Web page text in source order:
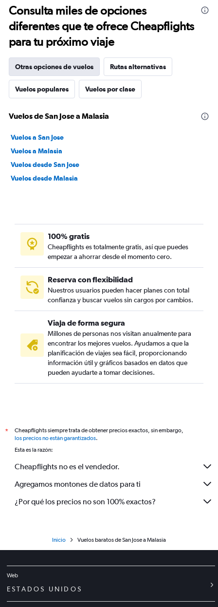
Consulta miles de opciones
diferentes que te ofrece Cheapflights
para tu próximo viaje
Otras opciones de vuelos Rutas alternativas
Vuelos populares Vuelos por clase
Vuelos de San Jose a Malasia
Vuelos a San Jose
Vuelos a Malasia
Vuelos desde San Jose
Vuelos desde Malasia
100% gratis
Cheapflights es totalmente gratis, así que puedes
empezar a ahorrar desde el momento cero.
Reserva con flexibilidad
Nuestros usuarios pueden hacer planes con total
confianza y buscar vuelos sin cargos por cambios.
Viaja de forma segura
Millones de personas nos visitan anualmente para
encontrar los mejores vuelos. Ayudamos a que la
planificación de viajes sea fácil, proporcionando
información útil y gráficos basados en datos que
pueden ayudarte a tomar decisiones.
*
Cheapflights siempre trata de obtener precios exactos, sin embargo,
los precios no están garantizados.
Esta es la razón:
Cheapflights no es el vendedor.
Agregamos montones de datos para ti
¿Por qué los precios no son 100% exactos?
Inicio Vuelos baratos de San Jose a Malasia
Web
ESTADOS UNIDOS